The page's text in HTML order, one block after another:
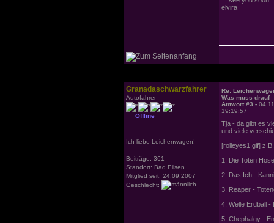
elvira
Granadaschwarzfahrer
Autofahrer
Offline
Ich liebe Leichenwagen!
Beiträge: 361
Standort: Bad Eilsen
Mitglied seit: 24.09.2007
Geschlecht:
Re:
Was muss drauf
Antwort #3 -
19:19:57
Tja - da gibt es
und viele
[rolleyes1.gif] z.B.
1. Die Toten
2. Das Ich -
3. Reaper -
4. Welle Erdball -
5. Chephalgy -